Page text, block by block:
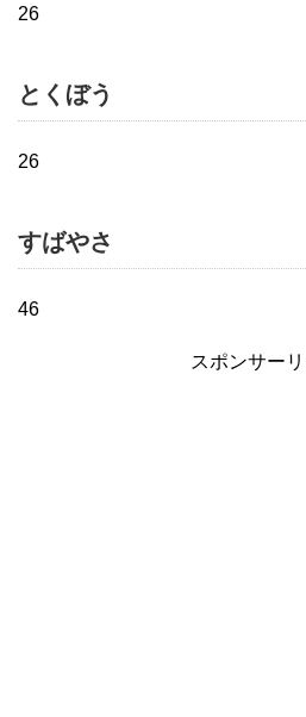
26
とくぼう
26
すばやさ
46
スポンサー